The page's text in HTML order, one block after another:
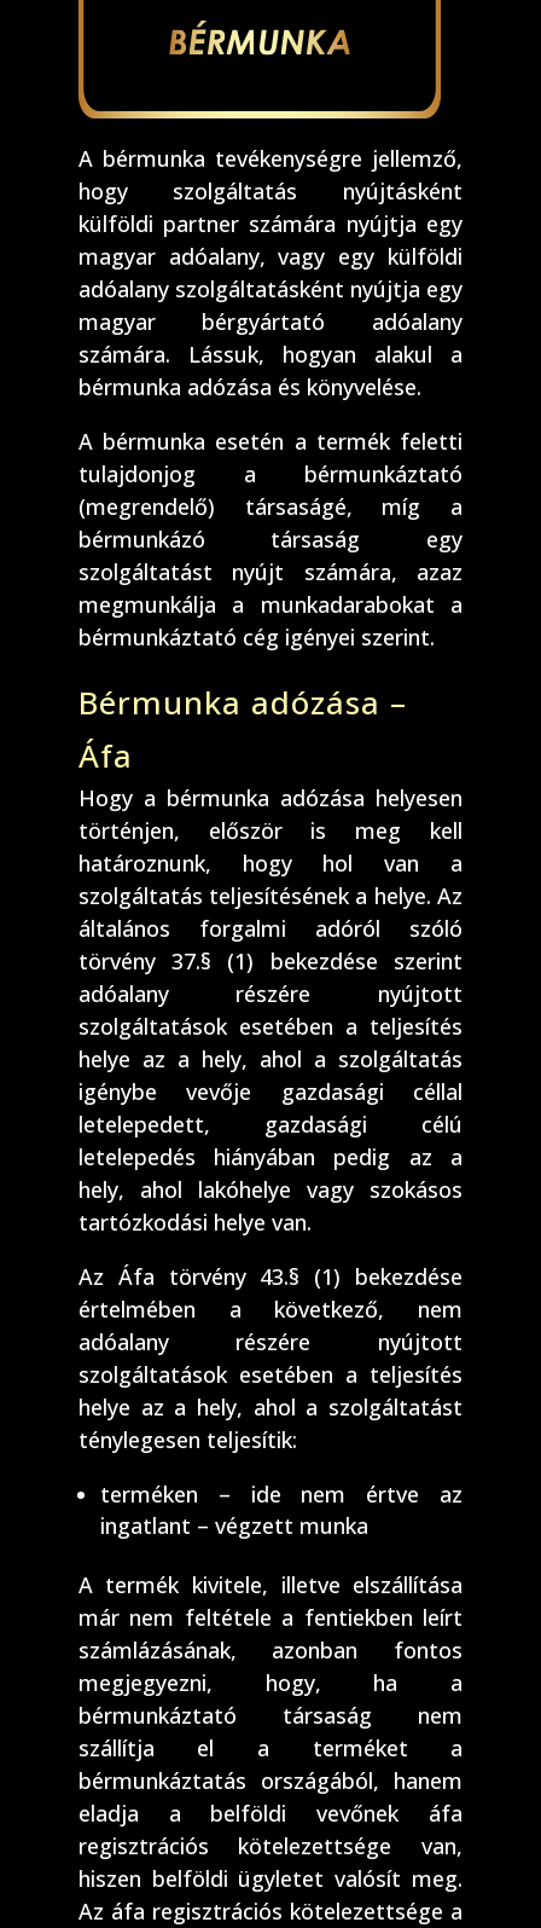
A bérmunka tevékenységre jellemző,
hogy szolgáltatás nyújtásként
külföldi partner számára nyújtja egy
magyar adóalany, vagy egy külföldi
adóalany szolgáltatásként nyújtja egy
magyar bérgyártató adóalany
számára. Lássuk, hogyan alakul a
bérmunka adózása és könyvelése.
A bérmunka esetén a termék feletti
tulajdonjog a bérmunkáztató
(megrendelő) társaságé, míg a
bérmunkázó társaság egy
szolgáltatást nyújt számára, azaz
megmunkálja a munkadarabokat a
bérmunkáztató cég igényei szerint.
Bérmunka adózása –
Áfa
Hogy a bérmunka adózása helyesen
történjen, először is meg kell
határoznunk, hogy hol van a
szolgáltatás teljesítésének a helye. Az
általános forgalmi adóról szóló
törvény 37.§ (1) bekezdése szerint
adóalany részére nyújtott
szolgáltatások esetében a teljesítés
helye az a hely, ahol a szolgáltatás
igénybe vevője gazdasági céllal
letelepedett, gazdasági célú
letelepedés hiányában pedig az a
hely, ahol lakóhelye vagy szokásos
tartózkodási helye van.
Az Áfa törvény 43.§ (1) bekezdése
értelmében a következő, nem
adóalany részére nyújtott
szolgáltatások esetében a teljesítés
helye az a hely, ahol a szolgáltatást
ténylegesen teljesítik:
terméken – ide nem értve az
ingatlant – végzett munka
A termék kivitele, illetve elszállítása
már nem feltétele a fentiekben leírt
számlázásának, azonban fontos
megjegyezni, hogy, ha a
bérmunkáztató társaság nem
szállítja el a terméket a
bérmunkáztatás országából, hanem
eladja a belföldi vevőnek áfa
regisztrációs kötelezettsége van,
hiszen belföldi ügyletet valósít meg.
Az áfa regisztrációs kötelezettsége a